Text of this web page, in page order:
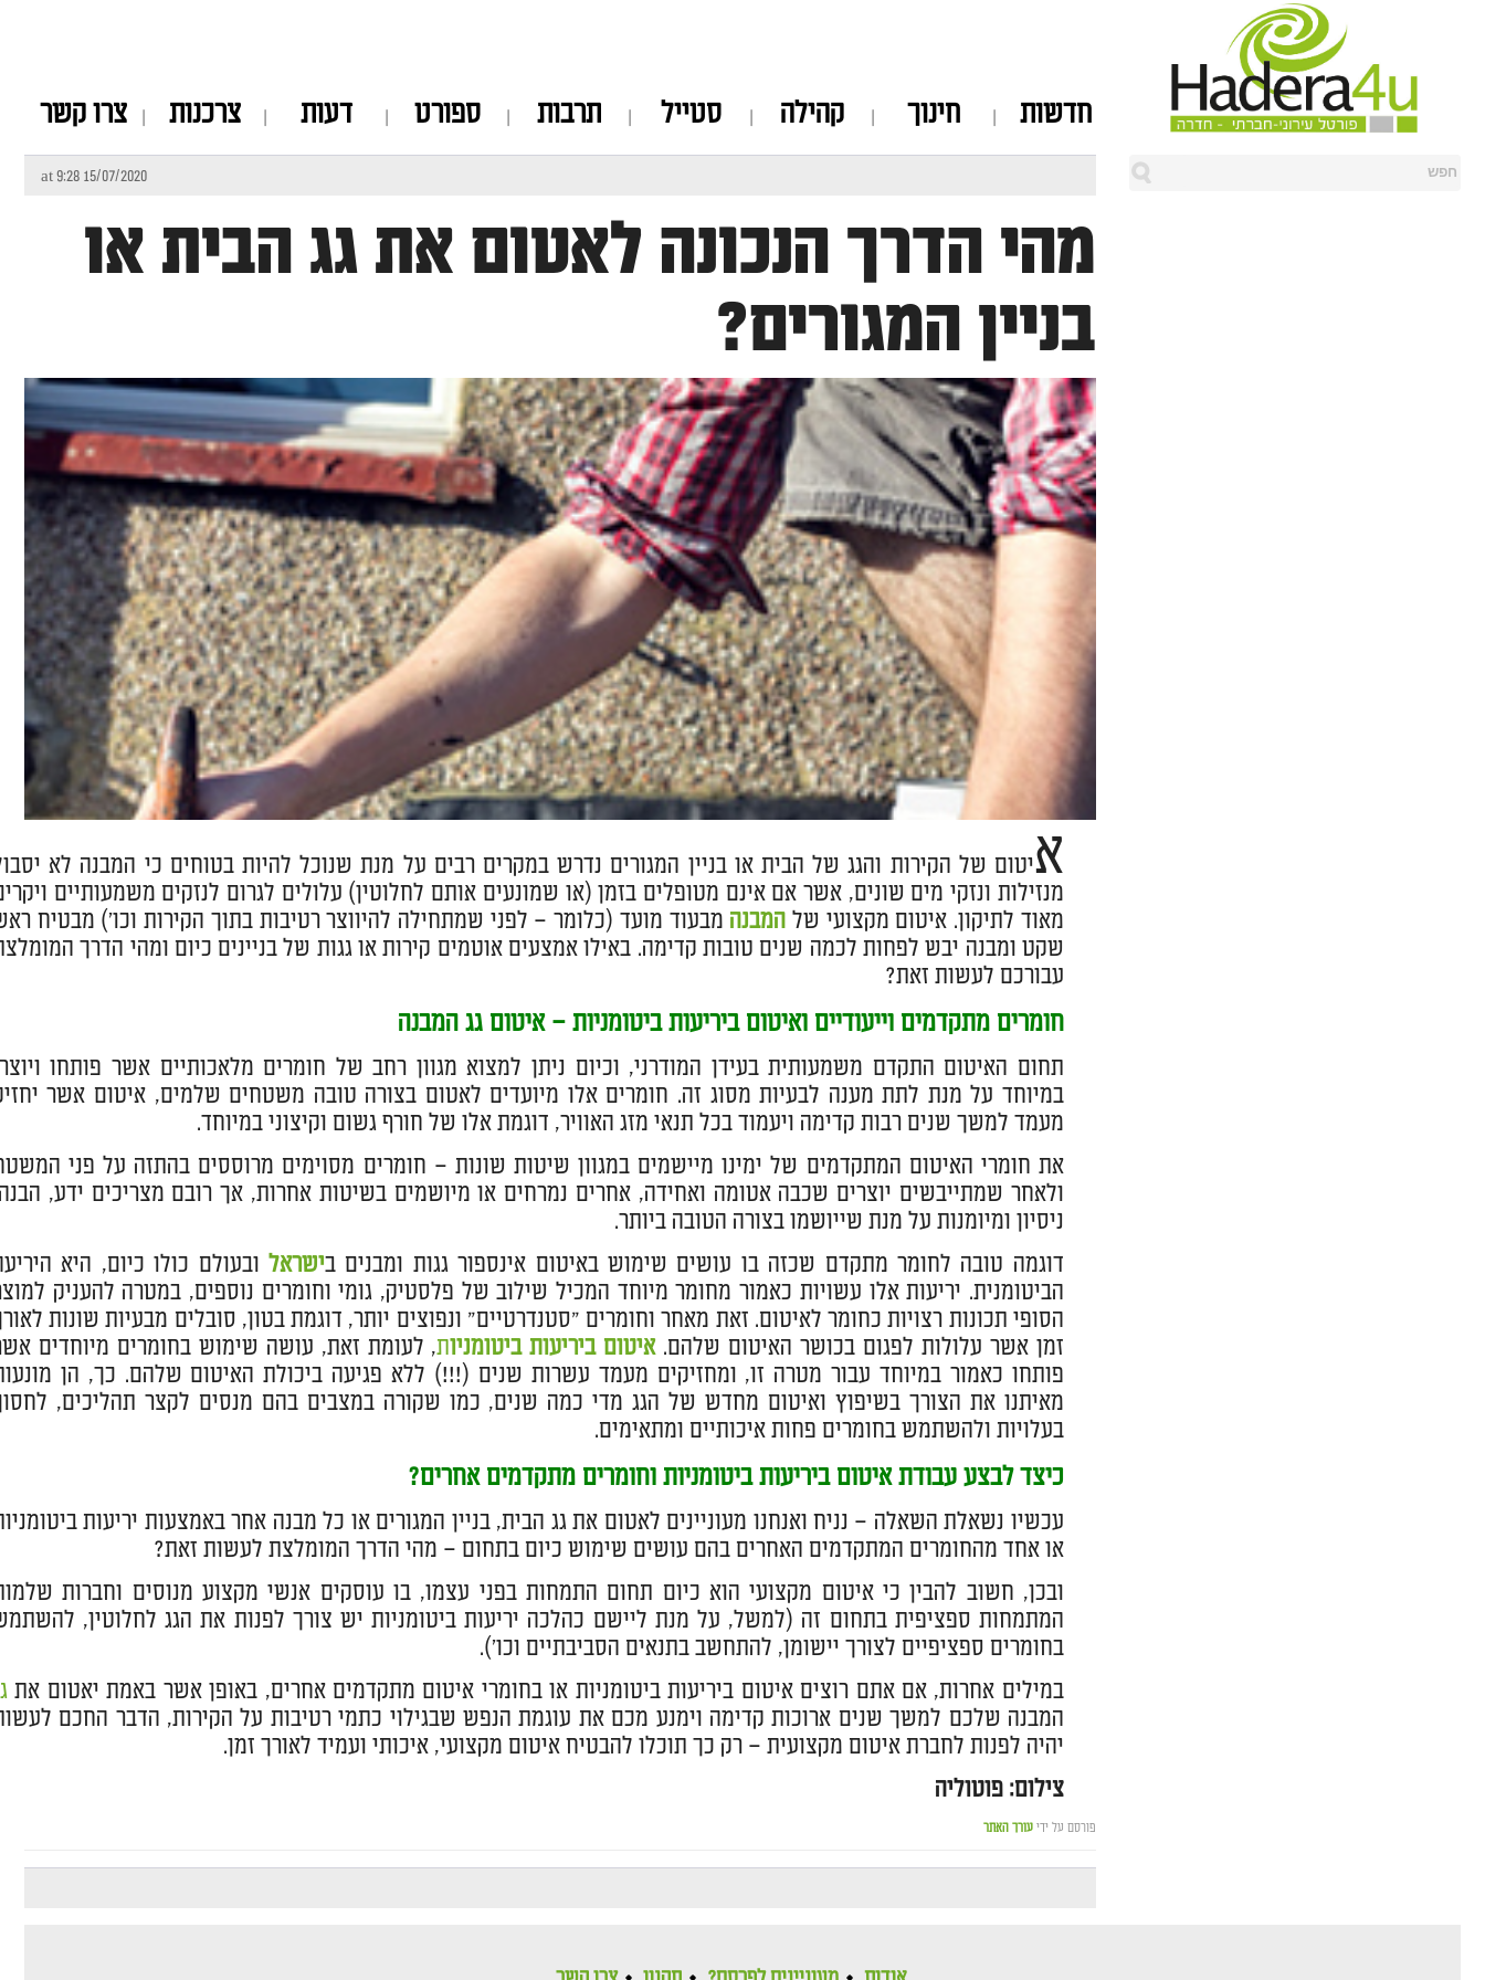
חדשות חינוך קהילה סטייל תרבות ספורט דעות צרכנות צרו קשר
15/07/2020 at 9:28
מהי הדרך הנכונה לאטום את גג הבית או
בניין המגורים?
איטום של הקירות והגג של הבית או בניין המגורים נדרש במקרים רבים על מנת שנוכל להיות בטוחים כי המבנה לא
מנזילות ונזקי מים שונים, אשר אם אינם מטופלים בזמן (או שמונעים אותם לחלוטין) עלולים לגרום לנזקים משמעותיים
מאוד לתיקון. איטום מקצועי של המבנה מבעוד מועד (כלומר – לפני שמתחילה להיווצר רטיבות בתוך הקירות וכו') מבטיח
שקט ומבנה יבש לפחות לכמה שנים טובות קדימה. באילו אמצעים אוטמים קירות או גגות של בניינים כיום ומהי הדרך
עבורכם לעשות זאת?
חומרים מתקדמים וייעודיים ואיטום ביריעות ביטומניות – איטום גג המבנה
תחום האיטום התקדם משמעותית בעידן המודרני, וכיום ניתן למצוא מגוון רחב של חומרים מלאכותיים אשר פותחו
במיוחד על מנת לתת מענה לבעיות מסוג זה. חומרים אלו מיועדים לאטום בצורה טובה משטחים שלמים, איטום אשר
מעמד למשך שנים רבות קדימה ויעמוד בכל תנאי מזג האוויר, דוגמת אלו של חורף גשום וקיצוני במיוחד.
את חומרי האיטום המתקדמים של ימינו מיישמים במגוון שיטות שונות – חומרים מסוימים מרוססים בהתזה על פני
ולאחר שמתייבשים יוצרים שכבה אטומה ואחידה, אחרים נמרחים או מיושמים בשיטות אחרות, אך רובם מצריכים ידע,
ניסיון ומיומנות על מנת שייושמו בצורה הטובה ביותר.
דוגמה טובה לחומר מתקדם שכזה בו עושים שימוש באיטום אינספור גגות ומבנים בישראל ובעולם כולו כיום, היא
הביטומנית. יריעות אלו עשויות כאמור מחומר מיוחד המכיל שילוב של פלסטיק, גומי וחומרים נוספים, במטרה להעניק
הסופי תכונות רצויות כחומר לאיטום. זאת מאחר וחומרים "סטנדרטיים" ונפוצים יותר, דוגמת בטון, סובלים מבעיות שונות
זמן אשר עלולות לפגום בכושר האיטום שלהם.איטום ביריעות ביטומניות, לעומת זאת, עושה שימוש בחומרים מיוחדים
פותחו כאמור במיוחד עבור מטרה זו, ומחזיקים מעמד עשרות שנים (!!!) ללא פגיעה ביכולת האיטום שלהם. כך, הן
מאיתנו את הצורך בשיפוץ ואיטום מחדש של הגג מדי כמה שנים, כמו שקורה במצבים בהם מנסים לקצר תהליכים,
בעלויות ולהשתמש בחומרים פחות איכותיים ומתאימים.
כיצד לבצע עבודת איטום ביריעות ביטומניות וחומרים מתקדמים אחרים?
עכשיו נשאלת השאלה – נניח ואנחנו מעוניינים לאטום את גג הבית, בניין המגורים או כל מבנה אחר באמצעות יריעות
או אחד מהחומרים המתקדמים האחרים בהם עושים שימוש כיום בתחום – מהי הדרך המומלצת לעשות זאת?
ובכן, חשוב להבין כי איטום מקצועי הוא כיום תחום התמחות בפני עצמו, בו עוסקים אנשי מקצוע מנוסים וחברות
המתמחות ספציפית בתחום זה (למשל, על מנת ליישם כהלכה יריעות ביטומניות יש צורך לפנות את הגג לחלוטין,
בחומרים ספציפיים לצורך יישומן, להתחשב בתנאים הסביבתיים וכו').
במילים אחרות, אם אתם רוצים איטום ביריעות ביטומניות או בחומרי איטום מתקדמים אחרים, באופן אשר באמת יאטום את
המבנה שלכם למשך שנים ארוכות קדימה וימנע מכם את עוגמת הנפש שבגילוי כתמי רטיבות על הקירות, הדבר החכם
יהיה לפנות לחברת איטום מקצועית – רק כך תוכלו להבטיח איטום מקצועי, איכותי ועמיד לאורך זמן.
צילום: פוטוליה
פורסם על ידי עורך האתר